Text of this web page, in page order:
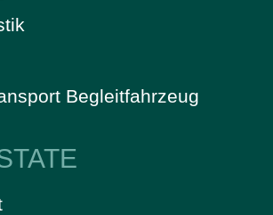
Begleitfahrzeug